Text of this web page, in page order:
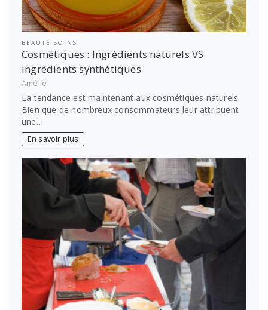
BEAUTÉ SOINS
Cosmétiques : Ingrédients naturels VS
ingrédients synthétiques
Amélie
La tendance est maintenant aux cosmétiques naturels.
Bien que de nombreux consommateurs leur attribuent
une…
En savoir plus